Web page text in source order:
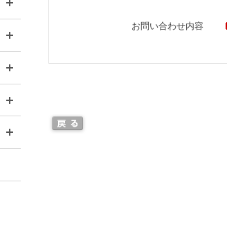
お問い合わせ内容